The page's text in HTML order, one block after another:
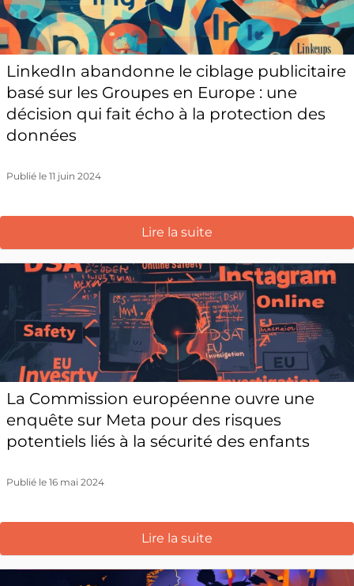
LinkedIn abandonne le ciblage publicitaire
basé sur les Groupes en Europe : une
décision qui fait écho à la protection des
données
Publié le 11 juin 2024
Lire la suite
La Commission européenne ouvre une
enquête sur Meta pour des risques
potentiels liés à la sécurité des enfants
Publié le 16 mai 2024
Lire la suite